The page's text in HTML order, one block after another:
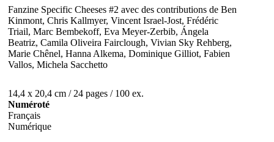
Fanzine Specific Cheeses #2 avec des contributions de Ben
Kinmont, Chris Kallmyer, Vincent Israel-Jost, Frédéric
Triail, Marc Bembekoff, Eva Meyer-Zerbib, Ángela
Beatriz, Camila Oliveira Fairclough, Vivian Sky Rehberg,
Marie Chênel, Hanna Alkema, Dominique Gilliot, Fabien
Vallos, Michela Sacchetto
14,4 x 20,4 cm / 24 pages / 100 ex.
Numéroté
Français
Numérique